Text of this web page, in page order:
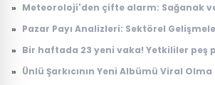
» Meteoroloji'den çifte alarm: Sağanak ve
» Pazar Payı Analizleri: Sektörel
» Bir haftada 23 yeni vaka! Yetkililer peş
» Ünlü Şarkıcının Yeni Albümü Viral